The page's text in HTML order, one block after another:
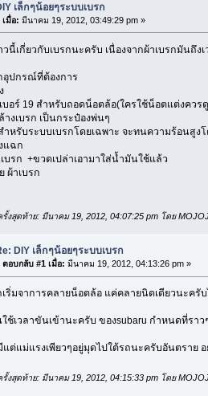
เล็กๆน้อยๆระบบเบรก
เมื่อ: มีนาคม 19, 2012, 03:49:29 pm »
วนี้เกี่ยวกับเบรกนะครับ เนื่องจากผ้าเบรกมันถึง
อุปกรณ์ที่ต้องการ
บอร์ 19 สำหรับถอดน็อตล้อ(ใครใช้น็อตแต่งคว
างเบรก เป็นกระป๋องพ่นๆ
ำหรับระบบเบรกโดยเฉพาะ จะทนความร้อนสูง
แฉก
บรก +ขวดเปล่าเอามาใส่น้ำมันใช้แล้ว
ผ้าเบรก
รั้งสุดท้าย: มีนาคม 19, 2012, 04:07:25 pm โดย
DIY เล็กๆน้อยๆระบบเบรก
ตอบกลับ #1 เมื่อ: มีนาคม 19, 2012, 04:13:26 pm »
ริ่มจาการคลายน็อตล้อ แค่คลายนิดเดียวนะค
ช้เวลาขันเข้านะครับ ของsubaru กำหนดที่ร
แต่แม่แรงเพียวๆอยู่มุดไปใต้รถนะครับอันตราย
รั้งสุดท้าย: มีนาคม 19, 2012, 04:15:33 pm โดย